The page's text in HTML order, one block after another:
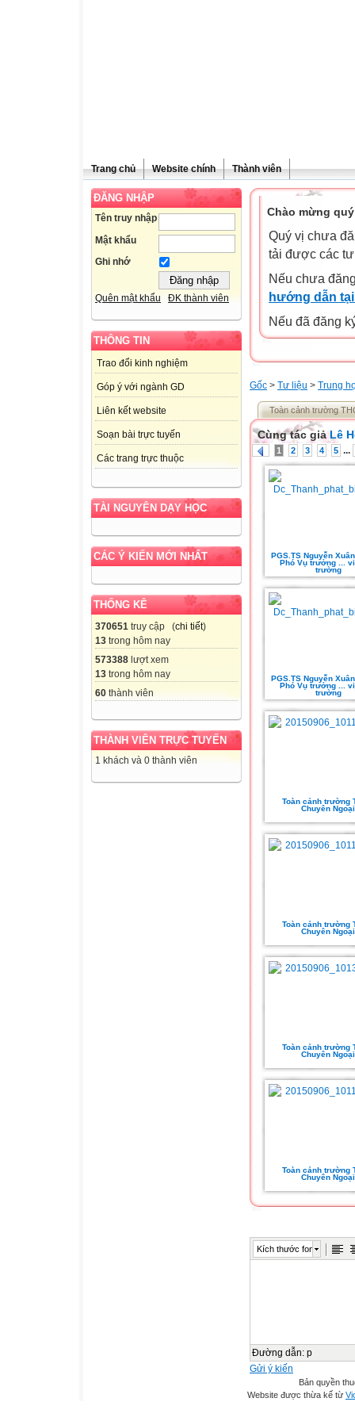
Trang chủ Website chính Thành viên
ĐĂNG NHẬP
Tên truy nhập
Mật khẩu
Ghi nhớ
Quên mật khẩu ĐK thành viên
THÔNG TIN
Trao đổi kinh nghiệm
Góp ý với ngành GD
Liên kết website
Soạn bài trực tuyến
Các trang trực thuộc
TÀI NGUYÊN DẠY HỌC
CÁC Ý KIẾN MỚI NHẤT
THỐNG KÊ
370651 truy cập (chi tiết)
13 trong hôm nay
573388 lượt xem
13 trong hôm nay
60 thành viên
THÀNH VIÊN TRỰC TUYẾN
1 khách và 0 thành viên
Chào mừng
Quý vị chưa
tải được các
Nếu chưa
hướng dẫn
Nếu đã đăng
Gốc > Tư liệu > Trung
Toàn cảnh trường
Cùng tác giảLê
1 2 3 4 5 ...
PGS.TS Nguyễn
Phó Vụ trưởng ...
trường
PGS.TS Nguyễn
Phó Vụ trưởng ...
trường
Toàn cảnh trường
Chuyên Ngoại
Toàn cảnh trường
Chuyên Ngoại
Toàn cảnh trường
Chuyên Ngoại
Toàn cảnh trường
Chuyên Ngoại
Kích thước font
Đường dẫn: p
Gửi ý kiến
Bản quyền
Website được thừa kế từ